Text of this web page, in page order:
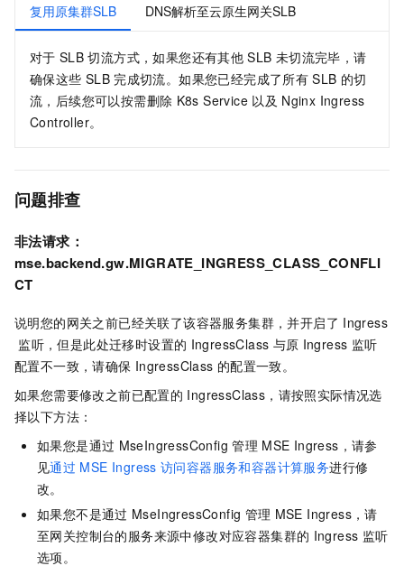
复用原集群SLB DNS解析至云原生网关SLB
对于 SLB 切流方式，如果您还有其他 SLB 未切流完毕，请
确保这些 SLB 完成切流。如果您已经完成了所有 SLB 的切
流，后续您可以按需删除 K8s Service 以及 Nginx Ingress
Controller。
问题排查
非法请求：
mse.backend.gw.MIGRATE_INGRESS_CLASS_CONFLI
CT
说明您的网关之前已经关联了该容器服务集群，并开启了 Ingress
监听，但是此处迁移时设置的 IngressClass 与原 Ingress 监听
配置不一致，请确保 IngressClass 的配置一致。
如果您需要修改之前已配置的 IngressClass，请按照实际情况选
择以下方法：
如果您是通过 MseIngressConfig 管理 MSE Ingress，请参
见通过 MSE Ingress 访问容器服务和容器计算服务进行修
改。
如果您不是通过 MseIngressConfig 管理 MSE Ingress，请
至网关控制台的服务来源中修改对应容器集群的 Ingress 监听
选项。